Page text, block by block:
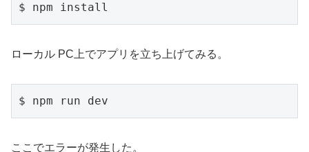
$ npm install
ローカル PC上でアプリを立ち上げてみる。
$ npm run dev
ここでエラーが発生した。